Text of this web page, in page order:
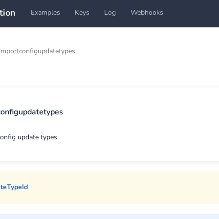
Examples Keys Log Webhooks
update types